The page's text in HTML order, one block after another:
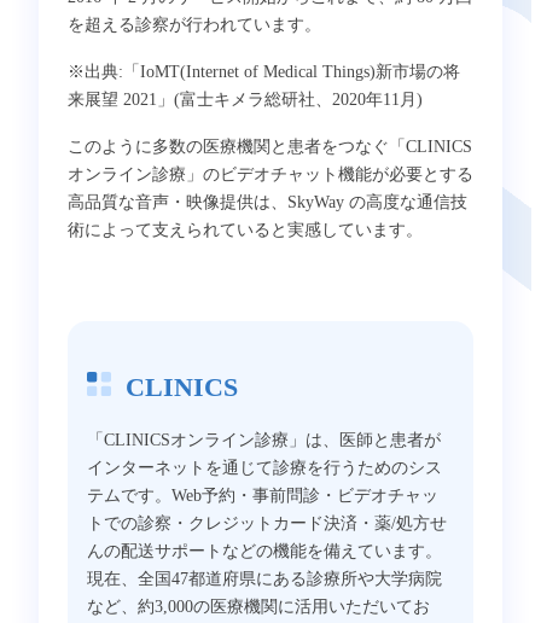
を超える診察が行われています。
※出典:「IoMT(Internet of Medical Things)新市場の将
来展望 2021」(富士キメラ総研社、2020年11月)
このように多数の医療機関と患者をつなぐ「CLINICS
オンライン診療」のビデオチャット機能が必要とする
高品質な音声・映像提供は、SkyWay の高度な通信技
術によって支えられていると実感しています。
CLINICS
「CLINICSオンライン診療」は、医師と患者が
インターネットを通じて診療を行うためのシス
テムです。Web予約・事前問診・ビデオチャッ
トでの診察・クレジットカード決済・薬/処方せ
んの配送サポートなどの機能を備えています。
現在、全国47都道府県にある診療所や大学病院
など、約3,000の医療機関に活用いただいてお